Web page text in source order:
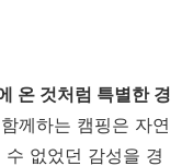
온 것처럼 특별한 경
께하는 캠핑은 자연
없었던 감성을 경